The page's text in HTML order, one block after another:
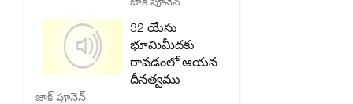
32 యేసు
భూమిమీదకు
రావడంలో ఆయన
దీనత్వము
జాక్ పూనెన్